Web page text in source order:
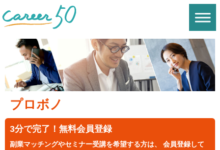
プロボノ
3分で完了！無料会員登録
副業マッチングやセミナー受講を希望する方は、 会員登録して